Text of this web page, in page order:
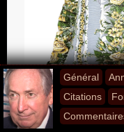
Général
Citations